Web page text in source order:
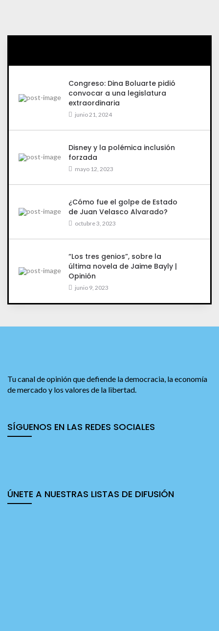
Congreso: Dina Boluarte pidió
convocar a una legislatura
extraordinaria
junio 21, 2024
Disney y la polémica inclusión
forzada
mayo 12, 2023
¿Cómo fue el golpe de Estado
de Juan Velasco Alvarado?
octubre 3, 2023
“Los tres genios”, sobre la
última novela de Jaime Bayly |
Opinión
junio 9, 2023
Tu canal de opinión que defiende la democracia, la economía
de mercado y los valores de la libertad.
SÍGUENOS EN LAS REDES SOCIALES
ÚNETE A NUESTRAS LISTAS DE DIFUSIÓN